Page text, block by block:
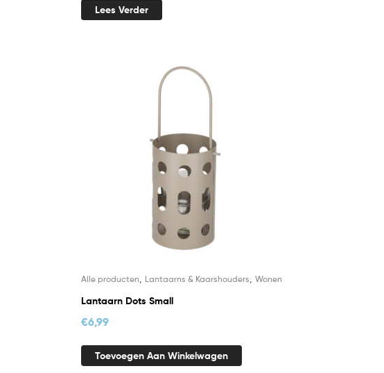
Lees Verder
Alle producten Lantaarns & Kaarshouders Wonen
Lantaarn Dots Small
€6,99
Toevoegen Aan Winkelwagen